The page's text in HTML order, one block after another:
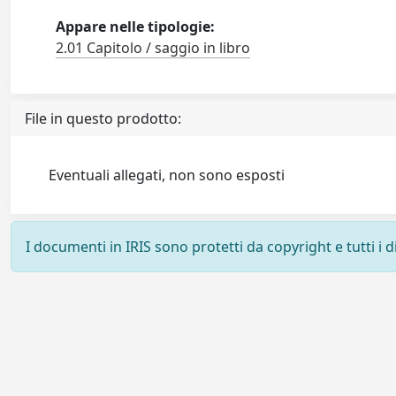
Appare nelle tipologie:
2.01 Capitolo / saggio in libro
File in questo prodotto:
Eventuali allegati, non sono esposti
I documenti in IRIS sono protetti da copyright e tutti i